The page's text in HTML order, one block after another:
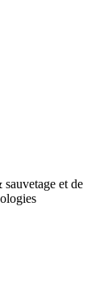
et de